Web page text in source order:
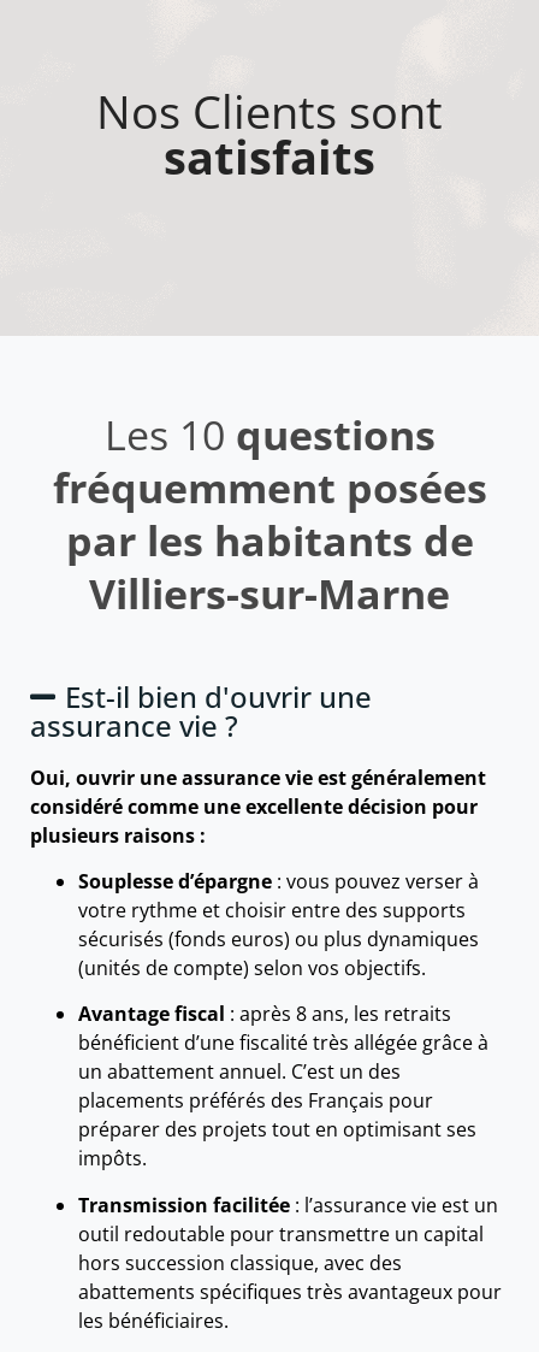
Nos Clients sont
satisfaits
Les 10 questions
fréquemment posées
par les habitants de
Villiers-sur-Marne
Est-il bien d'ouvrir une
assurance vie ?
Oui, ouvrir une assurance vie est généralement
considéré comme une excellente décision pour
plusieurs raisons :
Souplesse d’épargne : vous pouvez verser à
votre rythme et choisir entre des supports
sécurisés (fonds euros) ou plus dynamiques
(unités de compte) selon vos objectifs.
Avantage fiscal : après 8 ans, les retraits
bénéficient d’une fiscalité très allégée grâce à
un abattement annuel. C’est un des
placements préférés des Français pour
préparer des projets tout en optimisant ses
impôts.
Transmission facilitée : l’assurance vie est un
outil redoutable pour transmettre un capital
hors succession classique, avec des
abattements spécifiques très avantageux pour
les bénéficiaires.